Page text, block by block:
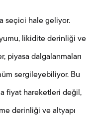
seçici hale geliyor.
likidite derinliği ve
piyasa dalgalanmaları
sergileyebiliyor. Bu
fiyat hareketleri değil,
derinliği ve altyapı